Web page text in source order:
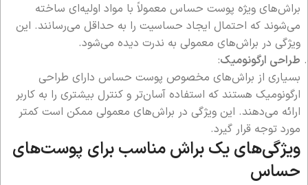
براش‌های ویژه پوست حساس معمولاً با مواد اولیه‌ای ساخته
می‌شوند که احتمال ایجاد حساسیت را به حداقل می‌رسانند. این
ویژگی در براش‌های معمولی به ندرت دیده می‌شود.
طراحی ارگونومیک:
بسیاری از براش‌های مخصوص پوست حساس دارای طراحی
ارگونومیک هستند که استفاده آسان‌تر و کنترل بیشتری را به کاربر
ارائه می‌دهند. این ویژگی در براش‌های معمولی ممکن است کمتر
مورد توجه قرار گیرد.
ویژگی‌های یک براش مناسب برای پوست‌های
حساس